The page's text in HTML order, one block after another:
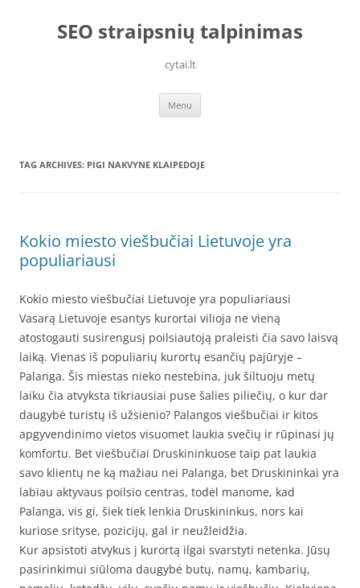
contentSEO straipsnių talpinimas
cytai.lt
Menu
TAG ARCHIVES: PIGI NAKVYNE KLAIPEDOJE
Kokio miesto viešbučiai Lietuvoje yra
populiariausi
Kokio miesto viešbučiai Lietuvoje yra populiariausi
Vasarą Lietuvoje esantys kurortai vilioja ne vieną
atostogauti susirengusį poilsiautoją praleisti čia savo laisvą
laiką. Vienas iš populiarių kurortų esančių pajūryje –
Palanga. Šis miestas nieko nestebina, juk šiltuoju metų
laiku čia atvyksta tikriausiai puse šalies piliečių, o kur dar
daugybė turistų iš užsienio? Palangos viešbučiai ir kitos
apgyvendinimo vietos visuomet laukia svečių ir rūpinasi jų
komfortu. Bet viešbučiai Druskininkuose taip pat laukia
savo klientų ne ką mažiau nei Palanga, bet Druskininkai yra
labiau aktyvaus poilsio centras, todėl manome, kad
Palanga, vis gi, šiek tiek lenkia Druskininkus, nors kai
kuriose srityse, pozicijų, gal ir neužleidžia.
Kur apsistoti atvykus į kurortą ilgai svarstyti netenka. Jūsų
pasirinkimui siūloma daugybė butų, namų, kambarių,